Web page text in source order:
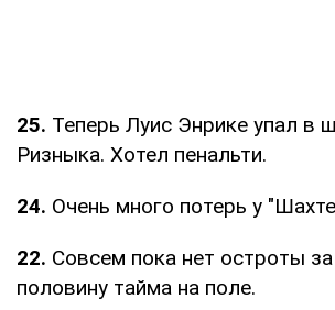
25. Теперь Луис Энрике упал в
Ризныка. Хотел пенальти.
24. Очень много потерь у
22. Совсем пока нет остроты
половину тайма на поле.